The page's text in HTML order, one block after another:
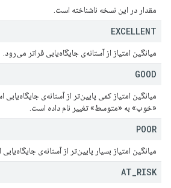
مقدار در این نسخه ناشناخته است.
EXCELLENT
میانگین امتیاز از آستانه‌ی جایگاه‌یابی فراتر می‌رود.
GOOD
میانگین امتیاز کمی پایین‌تر از آستانه‌ی
«خوب» به «متوسط» تغییر نام داده است.
POOR
میانگین امتیاز بسیار پایین‌تر از آستانه‌ی
AT RISK